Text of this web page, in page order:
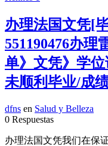
办理法国文凭[
551190476办理
单》文凭》学
未顺利毕业/成
dfns en Salud y Belleza
0 Respuestas
办理法国文凭我们在保